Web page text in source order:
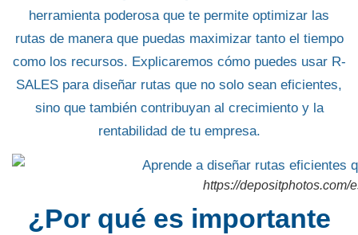
herramienta poderosaque te permite optimizar las
rutas de manera que puedas maximizar tanto el tiempo
como los recursos. Explicaremos cómo puedes usar R-
SALES para diseñar rutas que no solo sean eficientes,
sino que también contribuyan al crecimiento y la
rentabilidad de tu empresa.
https://depositphotos.com/
¿Por qué es importante